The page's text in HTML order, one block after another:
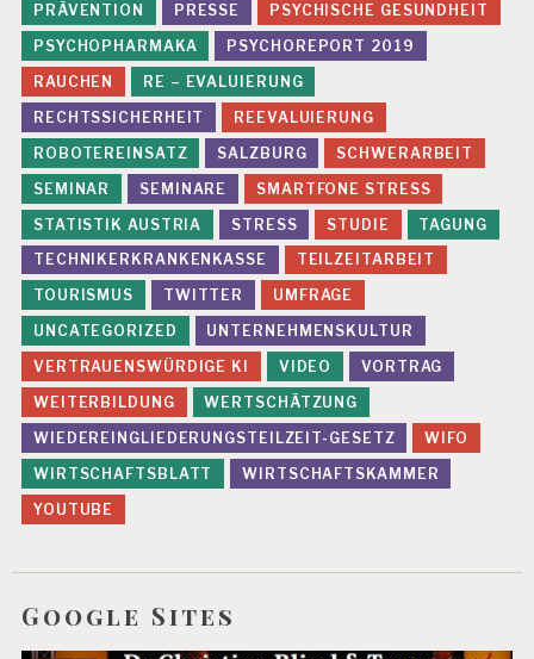
PRÄVENTION
PRESSE
PSYCHISCHE GESUNDHEIT
PSYCHOPHARMAKA
PSYCHOREPORT 2019
RAUCHEN
RE – EVALUIERUNG
RECHTSSICHERHEIT
REEVALUIERUNG
ROBOTEREINSATZ
SALZBURG
SCHWERARBEIT
SEMINAR
SEMINARE
SMARTFONE STRESS
STATISTIK AUSTRIA
STRESS STUDIE
TAGUNG
TECHNIKERKRANKENKASSE
TEILZEITARBEIT
TOURISMUS
TWITTER
UMFRAGE
UNCATEGORIZED
UNTERNEHMENSKULTUR
VERTRAUENSWÜRDIGE KI
VIDEO
VORTRAG
WEITERBILDUNG
WERTSCHÄTZUNG
WIEDEREINGLIEDERUNGSTEILZEIT-GESETZ
WIFO
WIRTSCHAFTSBLATT
WIRTSCHAFTSKAMMER
YOUTUBE
Google Sites